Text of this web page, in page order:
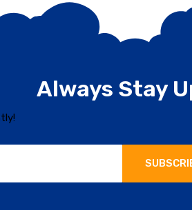
Always Stay